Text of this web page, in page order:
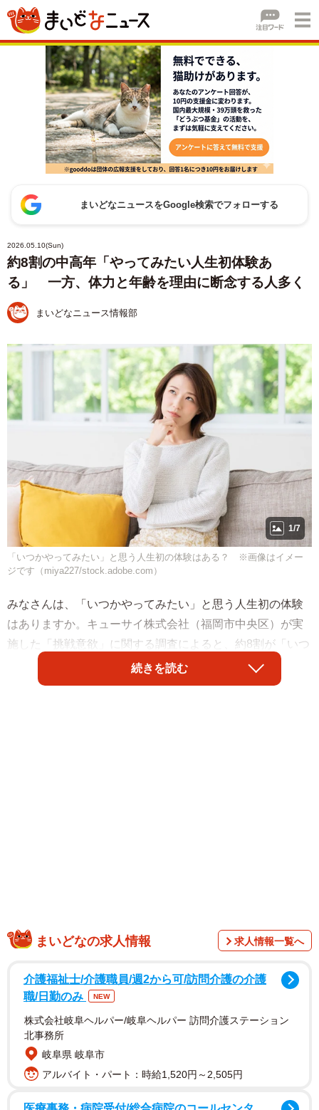
まいどなニュースをGoogle検索でフォローする
2026.05.10(Sun)
約8割の中高年「やってみたい人生初体験あ
る」 一方、体力と年齢を理由に断念する人多く
まいどなニュース情報部
1/7
「いつかやってみたい」と思う人生初の体験はある？ ※画像はイメー
ジです（miya227/stock.adobe.com）
みなさんは、「いつかやってみたい」と思う人生初の体験
はありますか。キューサイ株式会社（福岡市中央区）が実
施した「挑戦意欲」に関する調査によると、約8割が「いつ
かやってみたい人生初の体験がある」と回答した一方で、
体力と年齢を理由に人生初を断念していることがわかりま
調査は、全国の40～69歳の男女600人を対象として、2026
続きを読む
まいどなの求人情報 求人情報一覧へ
介護福祉士/介護職員/週2から可/訪問介護の介護
職/日勤のみ
NEW
株式会社岐阜ヘルパー/岐阜ヘルパー 訪問介護ステーション
北事務所
岐阜県 岐阜市
アルバイト・パート：時給1,520円～2,505円